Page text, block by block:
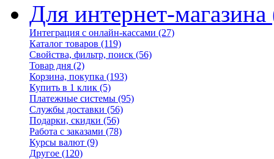
Для интернет-магазина
Интеграция с онлайн-кассами (27)
Каталог товаров (119)
Свойства, фильтр, поиск (56)
Товар дня (2)
Корзина, покупка (193)
Купить в 1 клик (5)
Платежные системы (95)
Службы доставки (56)
Подарки, скидки (56)
Работа с заказами (78)
Курсы валют (9)
Другое (120)